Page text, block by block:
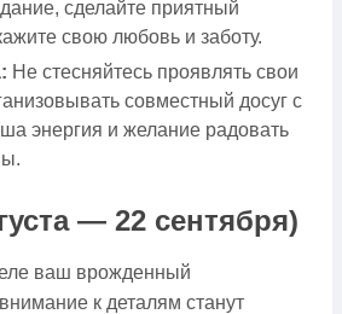
сделайте приятный
свою любовь и заботу.
Не стесняйтесь проявлять свои
совместный досуг с
энергия и желание радовать
— 22 сентября)
ваш врожденный
к деталям станут